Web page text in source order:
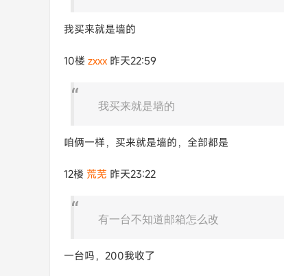
我买来就是墙的
10楼 zxxx 昨天22:59
我买来就是墙的
咱俩一样，买来就是墙的，全部都是
12楼 荒芜 昨天23:22
有一台不知道邮箱怎么改
一台吗，200我收了